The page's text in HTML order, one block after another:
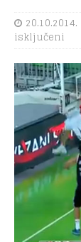
20.10.2014.
isključeni